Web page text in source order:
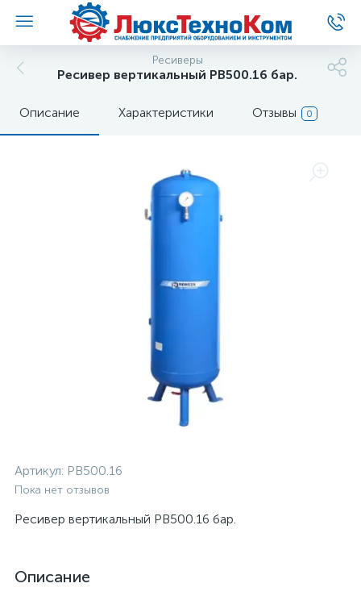
Ресиверы
Ресивер вертикальный РВ500.16 бар.
Описание Характеристики Отзывы 0
Артикул: РВ500.16
Пока нет отзывов
Ресивер вертикальный РВ500.16 бар.
Описание